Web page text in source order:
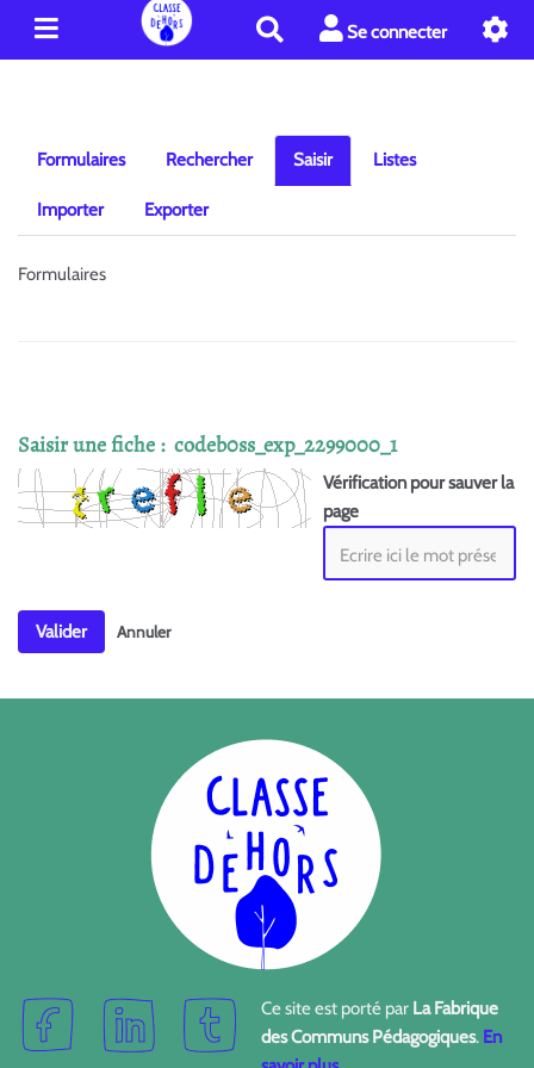
e
e
r
c
e
Se connecter
Formulaires Rechercher Saisir Listes
Importer Exporter
Formulaires
Saisir une fiche : codeb0ss_exp_2299000_1
Vérification pour sauver la
page
Valider Annuler
Ce site est porté par La Fabrique
des Communs Pédagogiques. En